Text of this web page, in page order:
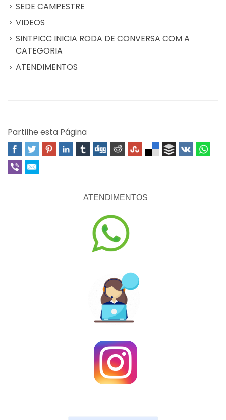
SEDE CAMPESTRE
VIDEOS
SINTPICC INICIA RODA DE CONVERSA COM A
CATEGORIA
ATENDIMENTOS
Partilhe esta Página
ATENDIMENTOS